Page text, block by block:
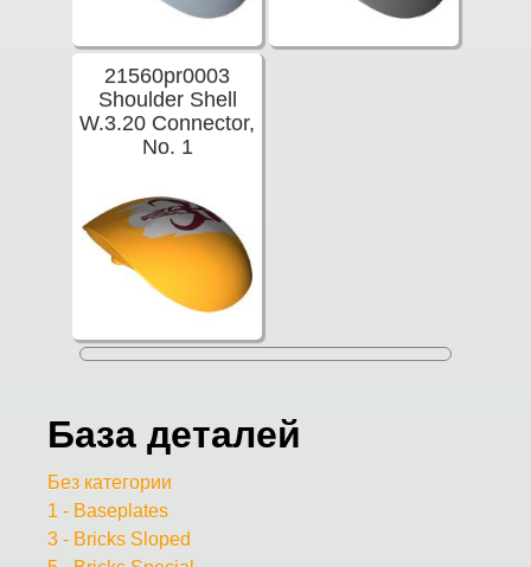
21560pr0003
Shoulder Shell
W.3.20 Connector,
No. 1
База деталей
Без категории
1 - Baseplates
3 - Bricks Sloped